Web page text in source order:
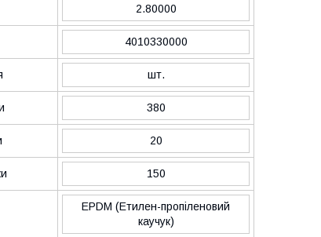
2.80000
4010330000
шт.
380
20
150
EPDM (Етилен-пропіленовий
каучук)